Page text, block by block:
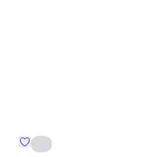
Favorit SNURK